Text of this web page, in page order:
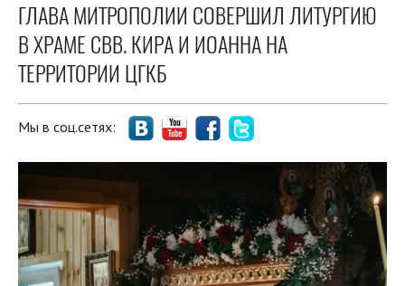
ГЛАВА МИТРОПОЛИИ СОВЕРШИЛ ЛИТУРГИЮ
В ХРАМЕ СВВ. КИРА И ИОАННА НА
ТЕРРИТОРИИ ЦГКБ
Мы в соц.сетях: